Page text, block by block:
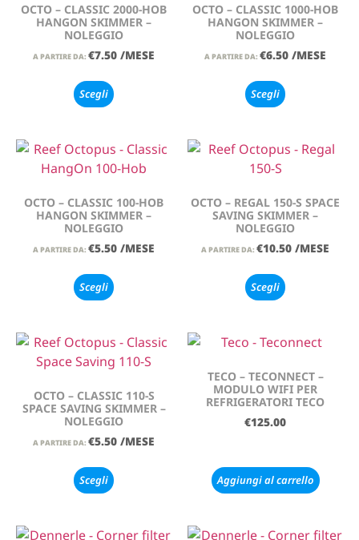
OCTO – CLASSIC 2000-HOB
HANGON SKIMMER –
NOLEGGIO
A PARTIRE DA: €7.50 /MESE
Scegli
OCTO – CLASSIC 1000-HOB
HANGON SKIMMER –
NOLEGGIO
A PARTIRE DA: €6.50 /MESE
Scegli
OCTO – CLASSIC 100-HOB
HANGON SKIMMER –
NOLEGGIO
A PARTIRE DA: €5.50 /MESE
Scegli
OCTO – REGAL 150-S SPACE
SAVING SKIMMER –
NOLEGGIO
A PARTIRE DA: €10.50 /MESE
Scegli
OCTO – CLASSIC 110-S
SPACE SAVING SKIMMER –
NOLEGGIO
A PARTIRE DA: €5.50 /MESE
Scegli
TECO – TECONNECT –
MODULO WIFI PER
REFRIGERATORI TECO
€125.00
Aggiungi al carrello